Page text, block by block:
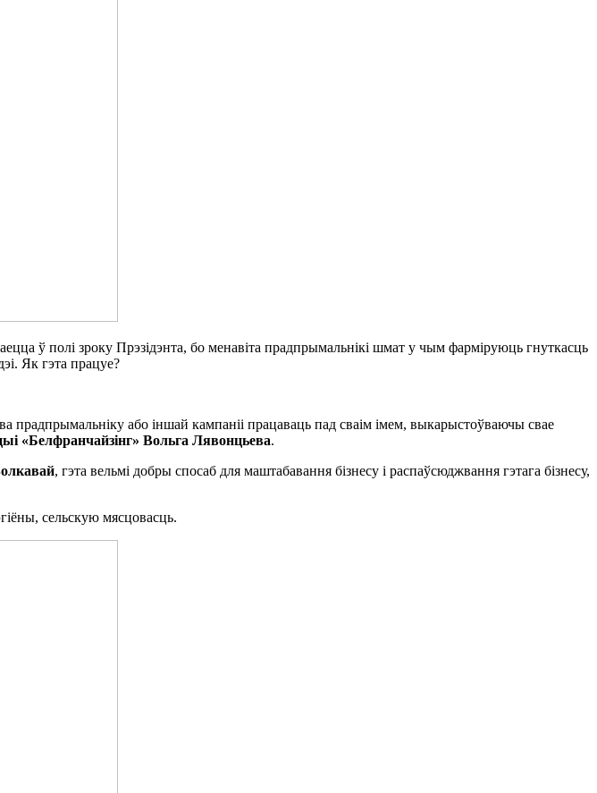
ў полі зроку Прэзідэнта, бо менавіта прадпрымальнікі шмат у чым фарміруюць гнуткасць
Як гэта працуе?
прадпрымальніку або іншай кампаніі працаваць пад сваім імем, выкарыстоўваючы свае
«Белфранчайзінг» Вольга Лявонцьева.
, гэта вельмі добры спосаб для маштабавання бізнесу і распаўсюджвання гэтага бізнесу,
сельскую мясцовасць.